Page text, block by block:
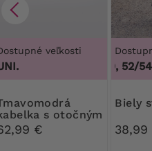
veľkosti
s otočným
€
48/50, 52/
Biely
38,99